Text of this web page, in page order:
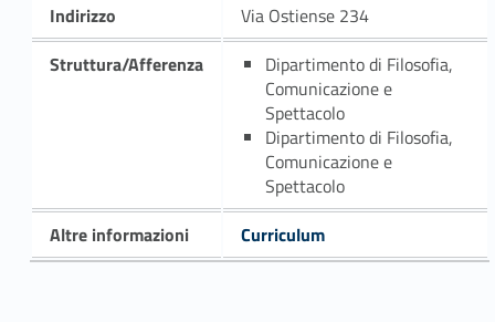
Indirizzo
Via Ostiense 234
Struttura/Afferenza
Dipartimento di Filosofia,
Comunicazione e
Spettacolo
Dipartimento di Filosofia,
Comunicazione e
Spettacolo
Altre informazioni
Curriculum